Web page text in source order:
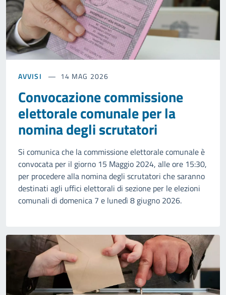
AVVISI 14 MAG 2026
Convocazione commissione
elettorale comunale per la
nomina degli scrutatori
Si comunica che la commissione elettorale comunale è
convocata per il giorno 15 Maggio 2024, alle ore 15:30,
per procedere alla nomina degli scrutatori che saranno
destinati agli uffici elettorali di sezione per le elezioni
comunali di domenica 7 e lunedì 8 giugno 2026.